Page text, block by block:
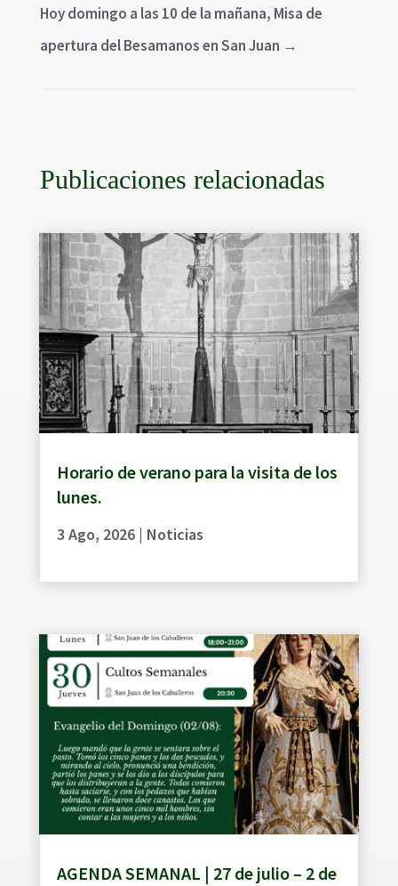
Hoy domingo a las 10 de la mañana, Misa de
apertura del Besamanos en San Juan →
Publicaciones relacionadas
Horario de verano para la visita de los
lunes.
3 Ago, 2026| Noticias
AGENDA SEMANAL | 27 de julio – 2 de